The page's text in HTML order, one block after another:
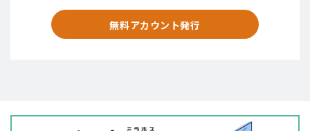
無料アカウント発行